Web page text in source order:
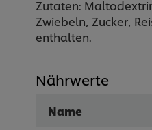
Zutaten:
Zwiebeln, Zucker,
enthalten.
Nährwerte
Name